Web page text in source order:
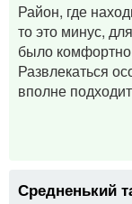
Район, где
то это минус,
было
Развлекаться
вполне
Средненький